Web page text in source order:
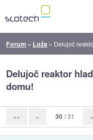
Forum » Loža » Delujoč
Delujoč reaktor
domu!
«« « 30 / 31 »